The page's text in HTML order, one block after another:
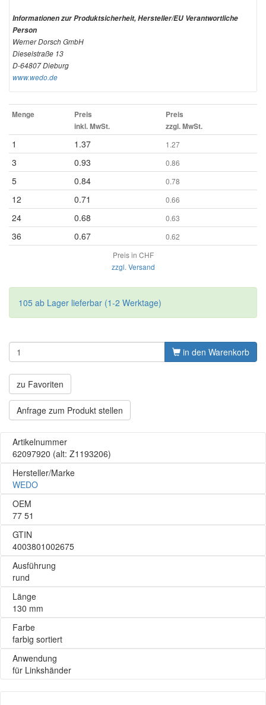
Informationen zur Produktsicherheit, Hersteller/EU Verantwortliche
Person
Werner Dorsch GmbH
Dieselstraße 13
D-64807 Dieburg
www.wedo.de
Menge
Preis
inkl. MwSt.
Preis
zzgl. MwSt.
1 1.37 1.27
3 0.93 0.86
5 0.84 0.78
12 0.71 0.66
24 0.68 0.63
36 0.67
0.62
Preis in CHF
zzgl. Versand
105 ab Lager lieferbar (1-2 Werktage)
in den Warenkorb
zu Favoriten
Anfrage zum Produkt stellen
Artikelnummer
62097920 (alt: Z1193206)
Hersteller/Marke
WEDO
OEM
77 51
GTIN
4003801002675
Ausführung
rund
Länge
130 mm
Farbe
farbig sortiert
Anwendung
für Linkshänder